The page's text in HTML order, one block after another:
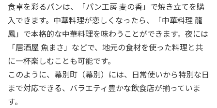
食卓を彩るパンは、「パン工房 麦の香」で焼き立てを購
入できます。中華料理が恋しくなったら、「中華料理 龍
鳳」で本格的な中華料理を味わうことができます。夜には
「居酒屋 魚まさ」などで、地元の食材を使った料理と共
に一杯楽しむことも可能です。
このように、幕別町（幕別）には、日常使いから特別な日
まで対応できる、バラエティ豊かな飲食店が揃っていま
す。